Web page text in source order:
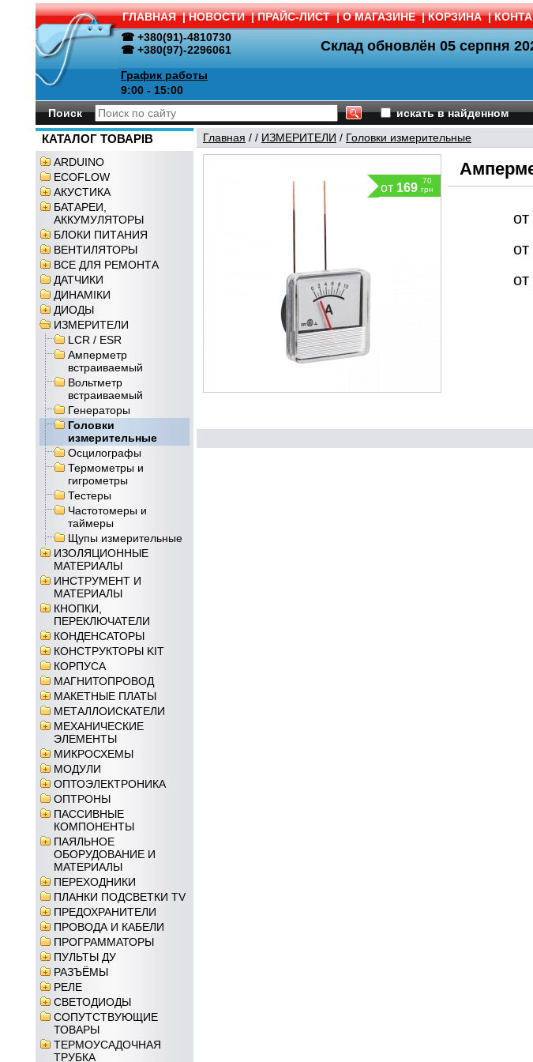
ГЛАВНАЯ | НОВОСТИ | ПРАЙС-ЛИСТ | О МАГАЗИНЕ | КОРЗИНА |
☎ +380(91)-4810730
☎ +380(97)-2296061
График работы
9:00 - 15:00
Склад обновлён 05 серпня
Поиск искать в найденном
КАТАЛОГ ТОВАРІВ
ARDUINO
ECOFLOW
АКУСТИКА
БАТАРЕИ,
АККУМУЛЯТОРЫ
БЛОКИ ПИТАНИЯ
ВЕНТИЛЯТОРЫ
ВСЕ ДЛЯ РЕМОНТА
ДАТЧИКИ
ДИНАМІКИ
ДИОДЫ
ИЗМЕРИТЕЛИ
LCR / ESR
Амперметр
встраиваемый
Вольтметр
встраиваемый
Генераторы
Головки
измерительные
Осцилографы
Термометры и
гигрометры
Тестеры
Частотомеры и
таймеры
Щупы измерительные
ИЗОЛЯЦИОННЫЕ
МАТЕРИАЛЫ
ИНСТРУМЕНТ И
МАТЕРИАЛЫ
КНОПКИ,
ПЕРЕКЛЮЧАТЕЛИ
КОНДЕНСАТОРЫ
КОНСТРУКТОРЫ KIT
КОРПУСА
МАГНИТОПРОВОД
МАКЕТНЫЕ ПЛАТЫ
МЕТАЛЛОИСКАТЕЛИ
МЕХАНИЧЕСКИЕ
ЭЛЕМЕНТЫ
МИКРОСХЕМЫ
МОДУЛИ
ОПТОЭЛЕКТРОНИКА
ОПТРОНЫ
ПАССИВНЫЕ
КОМПОНЕНТЫ
ПАЯЛЬНОЕ
ОБОРУДОВАНИЕ И
МАТЕРИАЛЫ
ПЕРЕХОДНИКИ
ПЛАНКИ ПОДСВЕТКИ TV
ПРЕДОХРАНИТЕЛИ
ПРОВОДА И КАБЕЛИ
ПРОГРАММАТОРЫ
ПУЛЬТЫ ДУ
РАЗЪЁМЫ
РЕЛЕ
СВЕТОДИОДЫ
СОПУТСТВУЮЩИЕ
ТОВАРЫ
ТЕРМОУСАДОЧНАЯ
ТРУБКА
Главная / / ИЗМЕРИТЕЛИ / Головки измерительные
от 169
70
грн